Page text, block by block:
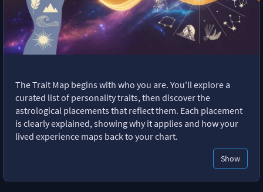
The Trait Map begins with who you are. You'll explore a
curated list of personality traits, then discover the
astrological placements that reflect them. Each placement
is clearly explained, showing why it applies and how your
lived experience maps back to your chart.
Show